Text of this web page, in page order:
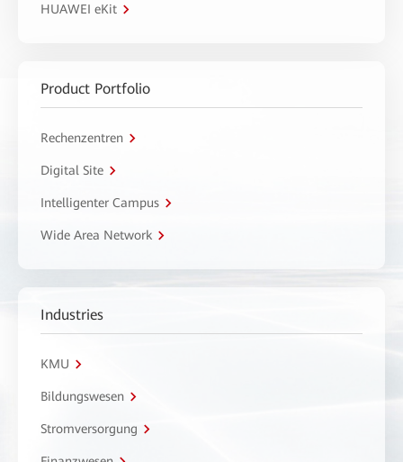
HUAWEI eKit
Product Portfolio
Rechenzentren
Digital Site
Intelligenter Campus
Wide Area Network
Industries
KMU
Bildungswesen
Stromversorgung